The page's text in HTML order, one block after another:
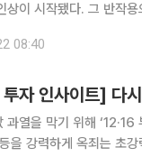
상이 시작됐다. 그 반작
, 법원 모두 임차인을
08:40
자 인사이트] 다
과열을 막기 위해
을 강력하게 옥죄는 초